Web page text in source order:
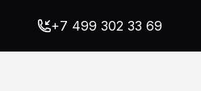
+7 499 302 33 69